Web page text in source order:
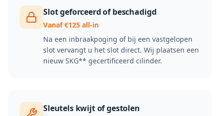
Slot geforceerd of beschadigd
Vanaf €125 all-in
Na een inbraakpoging of bij een vastgelopen
slot vervangt u het slot direct. Wij plaatsen een
nieuw SKG** gecertificeerd cilinder.
Sleutels kwijt of gestolen